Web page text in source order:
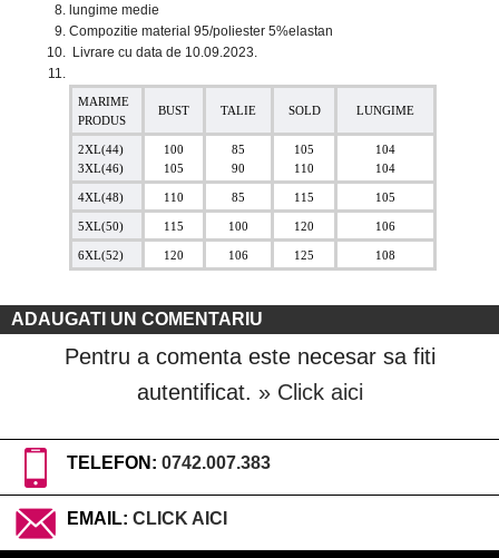
lungime medie
Compozitie material 95/poliester 5%elastan
Livrare cu data de 10.09.2023.
MARIME
PRODUS
BUST TALIE SOLD LUNGIME
2XL(44)
3XL(46)
100
105
85
90
105
110
104
104
4XL(48) 110 85 115 105
5XL(50) 115 100 120 106
6XL(52) 120 106 125 108
ADAUGATI UN COMENTARIU
Pentru a comenta este necesar sa fiti
autentificat. » Click aici
TELEFON: 0742.007.383
EMAIL: CLICK AICI